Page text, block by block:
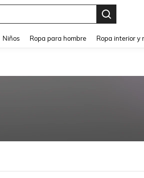
Niños Ropa para hombre Ropa interior y